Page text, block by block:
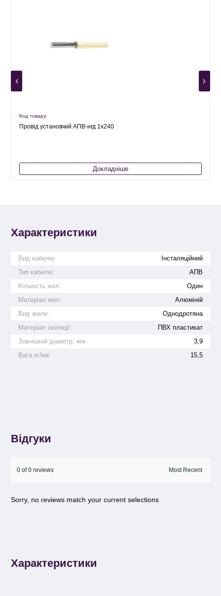
Код товару:
Провід установчий АПВ-нгд 1х240
Докладніше
Характеристики
Вид кабелю:
Інсталяційний
Тип кабелю:
АПВ
Кількість жил:
Один
Матеріал жил:
Алюміній
Вид жили:
Однодротяна
Матеріал ізоляції:
ПВХ пластикат
Зовнішній діаметр, мм:
3,9
Вага кг/км:
15,5
Відгуки
0 of 0 reviews
Sorry, no reviews match your current selections
Характеристики